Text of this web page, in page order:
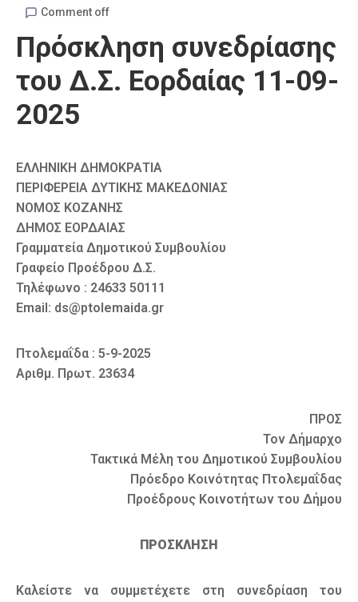
Comment off
Πρόσκληση συνεδρίασης
του Δ.Σ. Εορδαίας 11-09-
2025
ΕΛΛΗΝΙΚΗ ΔΗΜΟΚΡΑΤΙΑ
ΠΕΡΙΦΕΡΕΙΑ ΔΥΤΙΚΗΣ ΜΑΚΕΔΟΝΙΑΣ
ΝΟΜΟΣ ΚΟΖΑΝΗΣ
ΔΗΜΟΣ ΕΟΡΔΑΙΑΣ
Γραμματεία Δημοτικού Συμβουλίου
Γραφείο Προέδρου Δ.Σ.
Τηλέφωνο : 24633 50111
Email: ds@ptolemaida.gr
Πτολεμαΐδα : 5-9-2025
Αριθμ. Πρωτ. 23634
ΠΡΟΣ
Τον Δήμαρχο
Τακτικά Μέλη του Δημοτικού Συμβουλίου
Πρόεδρο Κοινότητας Πτολεμαΐδας
Προέδρους Κοινοτήτων του Δήμου
ΠΡΟΣΚΛΗΣΗ
Καλείστε να συμμετέχετε στη συνεδρίαση του